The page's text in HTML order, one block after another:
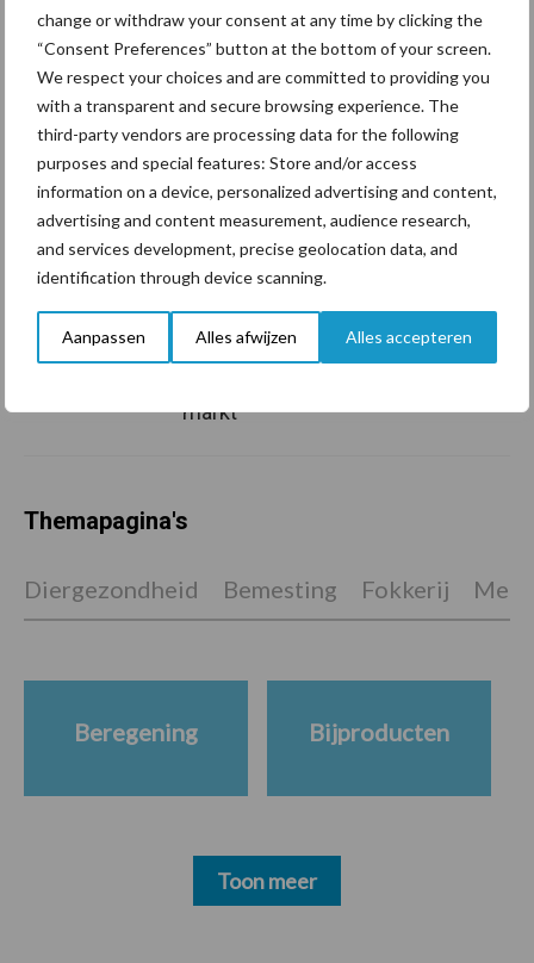
change or withdraw your consent at any time by clicking the
“Consent Preferences” button at the bottom of your screen.
We respect your choices and are committed to providing you
with a transparent and secure browsing experience. The
third-party vendors are processing data for the following
purposes and special features: Store and/or access
information on a device, personalized advertising and content,
advertising and content measurement, audience research,
and services development, precise geolocation data, and
identification through device scanning.
Aanpassen Alles afwijzen Alles accepteren
Grondstoffenmarkt blijft
grillig: droogte en
geopolitiek houden handel
in de greep
De speenhuid: een vaak
onderschatte risicofactor
voor mastitis
ForFarmers ziet volume en
marktaandeel groeien in
markt
Themapagina's
Diergezondheid Bemesting Fokkerij
Beregening Bijproducten
Toon meer